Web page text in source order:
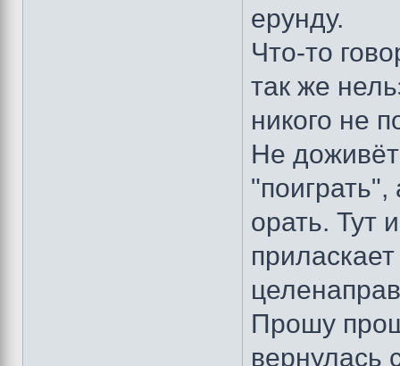
ерунду.
Что-то
так же
никого не
Не доживёт
орать. Тут
Прошу
вернулась